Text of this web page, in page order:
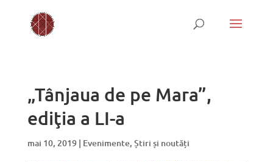
„Tânjaua de pe Mara”,
ediţia a LI-a
mai 10, 2019| Evenimente, Știri și noutăți